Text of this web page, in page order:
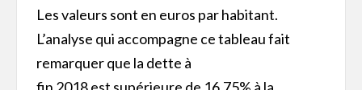
Les valeurs sont en euros par habitant.
L’analyse qui accompagne ce tableau fait
remarquer que la dette à